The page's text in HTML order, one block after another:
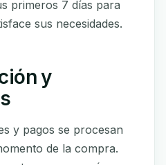
primeros 7 días para
sus necesidades.
y
y pagos se procesan
de la compra.